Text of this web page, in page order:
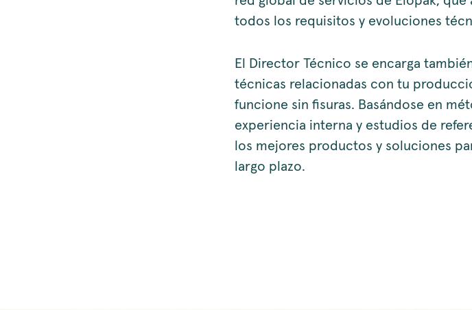
todos los requisitos y evoluciones
El Director Técnico se encarga
técnicas relacionadas con tu
funcione sin fisuras. Basándose en
experiencia interna y estudios de
los mejores productos y soluciones
largo plazo.